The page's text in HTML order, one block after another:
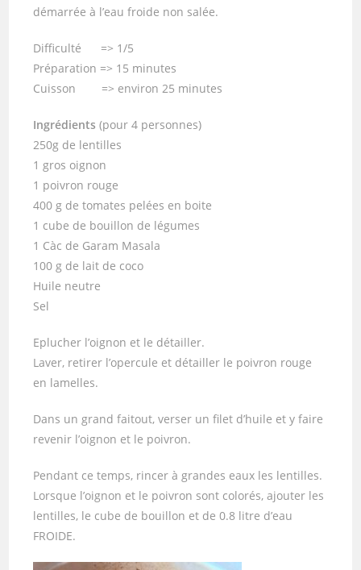
démarrée à l’eau froide non salée.
Difficulté => 1/5
Préparation => 15 minutes
Cuisson => environ 25 minutes
Ingrédients (pour 4 personnes)
250g de lentilles
1 gros oignon
1 poivron rouge
400 g de tomates pelées en boite
1 cube de bouillon de légumes
1 Càc de Garam Masala
100 g de lait de coco
Huile neutre
Sel
Eplucher l’oignon et le détailler.
Laver, retirer l’opercule et détailler le poivron rouge
en lamelles.
Dans un grand faitout, verser un filet d’huile et y faire
revenir l’oignon et le poivron.
Pendant ce temps, rincer à grandes eaux les lentilles.
Lorsque l’oignon et le poivron sont colorés, ajouter les
lentilles, le cube de bouillon et de 0.8 litre d’eau
FROIDE.